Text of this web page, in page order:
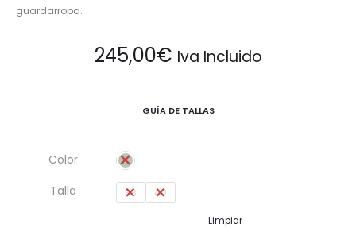
guardarropa.
245,00€ Iva Incluido
GUÍA DE TALLAS
Color
Talla
38 40
Limpiar